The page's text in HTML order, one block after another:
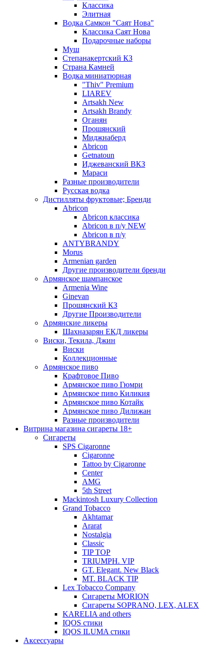
Классика
Элитная
Водка Самкон "Саят Нова"
Классика Саят Нова
Подарочные наборы
Муш
Степанакертский КЗ
Страна Камней
Водка миниатюрная
"Thiv" Premium
LIAREV
Artsakh New
Artsakh Brandy
Оганян
Прошянский
Миджнаберд
Abricon
Getnatoun
Иджеванский ВКЗ
Мараси
Разные производители
Русская водка
Дистилляты фруктовые; Бренди
Abricon
Abricon классика
Abricon в п/у NEW
Abricon в п/у
ANTYBRANDY
Morus
Armenian garden
Другие производители бренди
Армянское шампанское
Armenia Wine
Ginevan
Прошянский КЗ
Другие Производители
Армянские ликеры
Шахназарян ЕКД ликеры
Виски, Текила, Джин
Виски
Коллекционные
Армянское пиво
Крафтовое Пиво
Армянское пиво Гюмри
Армянское пиво Киликия
Армянское пиво Котайк
Армянское пиво Дилижан
Разные производители
Витрина магазина сигареты 18+
Cигареты
SPS Cigaronne
Сigaronne
Tattoo by Cigaronne
Center
AMG
5th Street
Mackintosh Luxury Collection
Grand Tobacco
Akhtamar
Ararat
Nostalgia
Classic
TIP TOP
TRIUMPH. VIP
GT. Elegant. New Black
MT. BLACK TIP
Lex Tobacco Company
Сигареты MORION
Сигареты SOPRANO, LEX, ALEX
KARELIA and others
IQOS стики
IQOS ILUMA стики
Аксессуары